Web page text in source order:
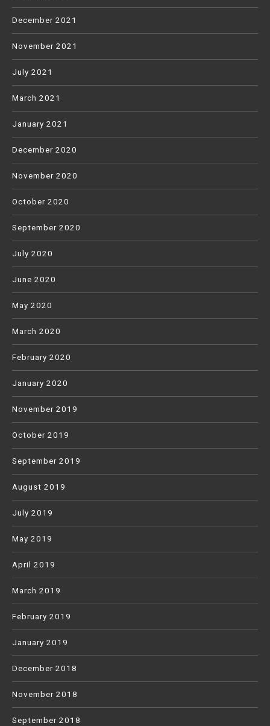
December 2021
November 2021
July 2021
March 2021
January 2021
December 2020
November 2020
October 2020
September 2020
July 2020
June 2020
May 2020
March 2020
February 2020
January 2020
November 2019
October 2019
September 2019
August 2019
July 2019
May 2019
April 2019
March 2019
February 2019
January 2019
December 2018
November 2018
September 2018